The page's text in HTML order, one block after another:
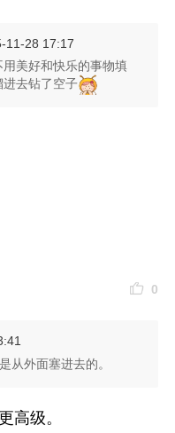
11-28 17:17
美好和快乐的事物填
去钻了空子
0
从外面塞进去的。
高级。